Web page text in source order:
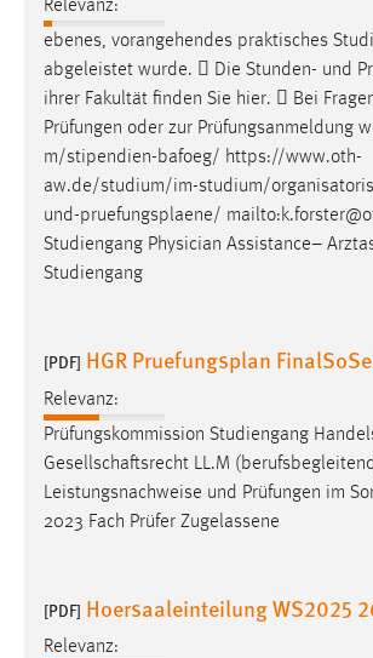
Relevanz:
ebenes, vorangehendes praktisches
abgeleistet wurde.  Die Stunden- und
ihrer Fakultät finden Sie hier.  Bei
Prüfungen oder zur Prüfungsanmeldung
m/stipendien-bafoeg/ https://www.oth-
aw.de/studium/im-studium/
und-pruefungsplaene/
Studiengang Physician Assistance–
Studiengang
[PDF] HGR Pruefungsplan
Relevanz:
Prüfungskommission Studiengang
Gesellschaftsrecht LL.M
Leistungsnachweise und Prüfungen im
2023 Fach Prüfer Zugelassene
[PDF] Hoersaaleinteilung WS2025
Relevanz: